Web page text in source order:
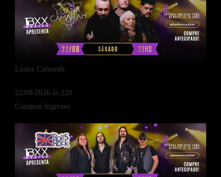
Luana Camarah
22/08/2026 às 22h
Comprar Ingresso